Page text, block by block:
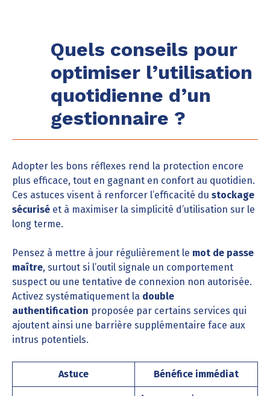
Quels conseils pour
optimiser l’utilisation
quotidienne d’un
gestionnaire ?
Adopter les bons réflexes rend la protection encore
plus efficace, tout en gagnant en confort au quotidien.
Ces astuces visent à renforcer l’efficacité du stockage
sécurisé et à maximiser la simplicité d’utilisation sur le
long terme.
Pensez à mettre à jour régulièrement le mot de passe
maître, surtout si l’outil signale un comportement
suspect ou une tentative de connexion non autorisée.
Activez systématiquement la double
authentification proposée par certains services qui
ajoutent ainsi une barrière supplémentaire face aux
intrus potentiels.
Astuce Bénéfice immédiat